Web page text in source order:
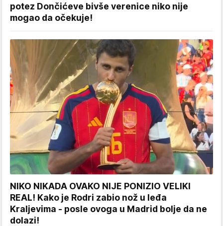
potez Dončićeve bivše verenice niko nije
mogao da očekuje!
NIKO NIKADA OVAKO NIJE PONIZIO VELIKI
REAL! Kako je Rodri zabio nož u leđa
Kraljevima - posle ovoga u Madrid bolje da ne
dolazi!